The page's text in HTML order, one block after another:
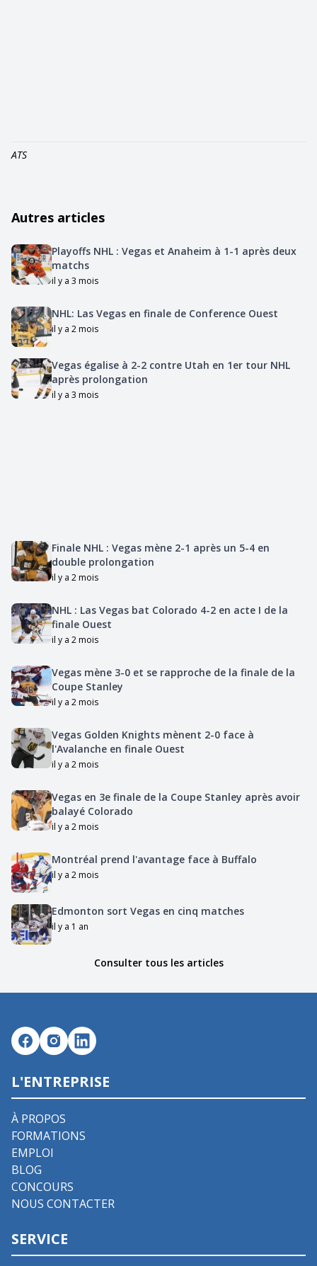
ATS
Autres articles
Playoffs NHL : Vegas et Anaheim à 1-1 après deux
matchs
il y a 3 mois
NHL: Las Vegas en finale de Conference Ouest
il y a 2 mois
Vegas égalise à 2-2 contre Utah en 1er tour NHL
après prolongation
il y a 3 mois
Finale NHL : Vegas mène 2-1 après un 5-4 en
double prolongation
il y a 2 mois
NHL : Las Vegas bat Colorado 4-2 en acte I de la
finale Ouest
il y a 2 mois
Vegas mène 3-0 et se rapproche de la finale de la
Coupe Stanley
il y a 2 mois
Vegas Golden Knights mènent 2-0 face à
l'Avalanche en finale Ouest
il y a 2 mois
Vegas en 3e finale de la Coupe Stanley après avoir
balayé Colorado
il y a 2 mois
Montréal prend l'avantage face à Buffalo
il y a 2 mois
Edmonton sort Vegas en cinq matches
il y a 1 an
Consulter tous les articles
L'ENTREPRISE
À PROPOS
FORMATIONS
EMPLOI
BLOG
CONCOURS
NOUS CONTACTER
SERVICE